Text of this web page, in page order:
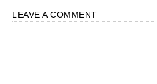
LEAVE A COMMENT